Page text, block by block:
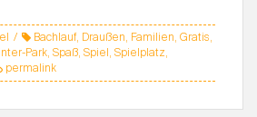
Bachlauf, Draußen, Familien, Gratis,
Park, Spaß, Spiel, Spielplatz,
permalink